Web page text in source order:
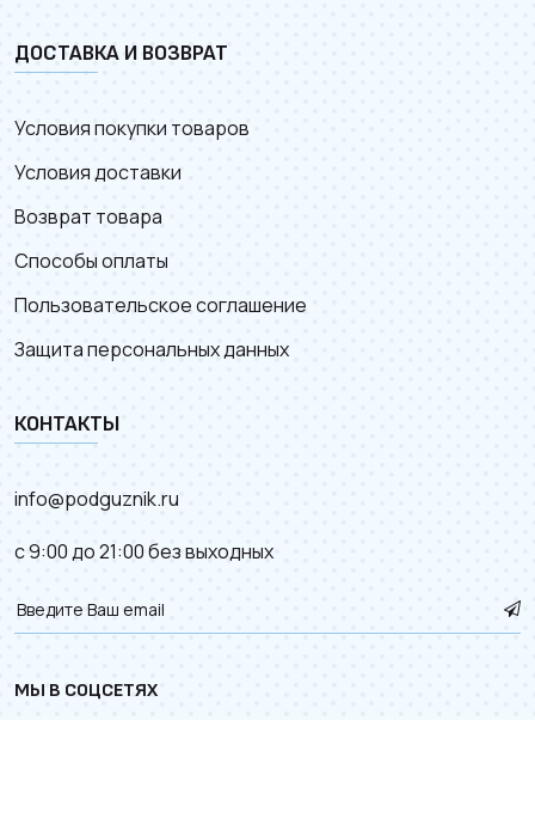
ДОСТАВКА И ВОЗВРАТ
Условия покупки товаров
Условия доставки
Возврат товара
Способы оплаты
Пользовательское соглашение
Защита персональных данных
КОНТАКТЫ
info@podguznik.ru
с 9:00 до 21:00 без выходных
МЫ В СОЦСЕТЯХ